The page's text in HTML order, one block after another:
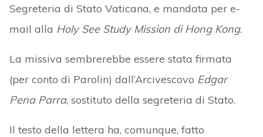
Segreteria di Stato Vaticana, e mandata per e-
mail alla Holy See Study Mission di Hong Kong.
La missiva sembrerebbe essere stata firmata
(per conto di Parolin) dall’Arcivescovo Edgar
Pena Parra, sostituto della segreteria di Stato.
Il testo della lettera ha, comunque, fatto